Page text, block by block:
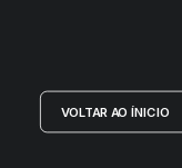
VOLTAR AO ÍNICIO